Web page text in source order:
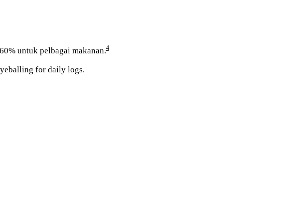
untuk pelbagai makanan.4
for daily logs.